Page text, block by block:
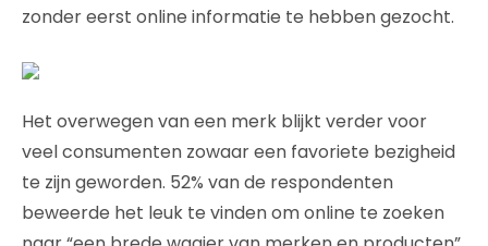
zonder eerst online informatie te hebben gezocht.
Het overwegen van een merk blijkt verder voor
veel consumenten zowaar een favoriete bezigheid
te zijn geworden. 52% van de respondenten
beweerde het leuk te vinden om online te zoeken